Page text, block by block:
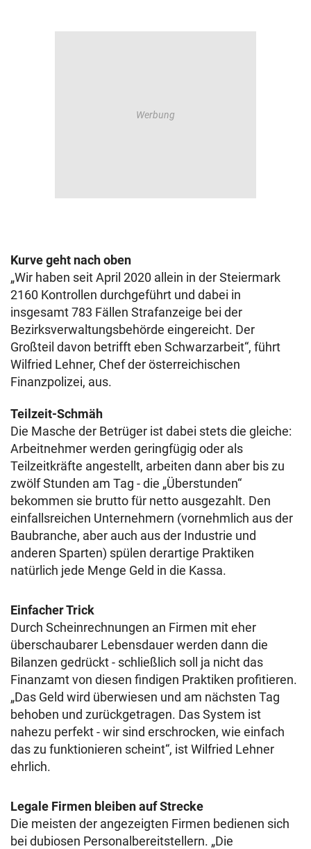
Kurve geht nach oben
„Wir haben seit April 2020 allein in der Steiermark
2160 Kontrollen durchgeführt und dabei in
insgesamt 783 Fällen Strafanzeige bei der
Bezirksverwaltungsbehörde eingereicht. Der
Großteil davon betrifft eben Schwarzarbeit“, führt
Wilfried Lehner, Chef der österreichischen
Finanzpolizei, aus.
Teilzeit-Schmäh
Die Masche der Betrüger ist dabei stets die gleiche:
Arbeitnehmer werden geringfügig oder als
Teilzeitkräfte angestellt, arbeiten dann aber bis zu
zwölf Stunden am Tag - die „Überstunden“
bekommen sie brutto für netto ausgezahlt. Den
einfallsreichen Unternehmern (vornehmlich aus der
Baubranche, aber auch aus der Industrie und
anderen Sparten) spülen derartige Praktiken
natürlich jede Menge Geld in die Kassa.
Einfacher Trick
Durch Scheinrechnungen an Firmen mit eher
überschaubarer Lebensdauer werden dann die
Bilanzen gedrückt - schließlich soll ja nicht das
Finanzamt von diesen findigen Praktiken profitieren.
„Das Geld wird überwiesen und am nächsten Tag
behoben und zurückgetragen. Das System ist
nahezu perfekt - wir sind erschrocken, wie einfach
das zu funktionieren scheint“, ist Wilfried Lehner
ehrlich.
Legale Firmen bleiben auf Strecke
Die meisten der angezeigten Firmen bedienen sich
bei dubiosen Personalbereitstellern. „Die